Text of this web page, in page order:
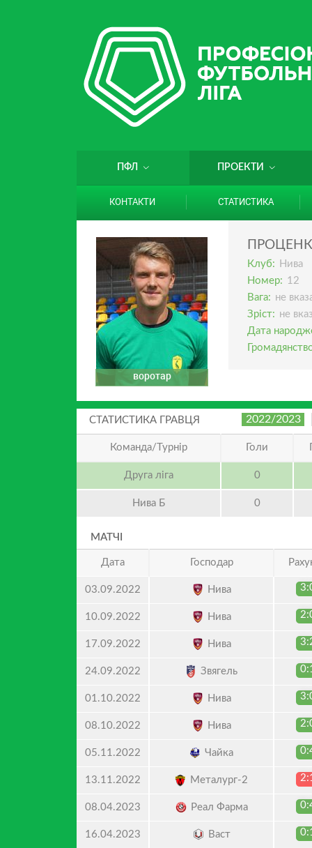
ПФЛ ПРОЕКТИ
КОНТАКТИ СТАТИСТИКА
воротар
Клуб:
Нива
Номер: 12
Вага: не
Зріст: не
Дата
СТАТИСТИКА ГРАВЦЯ 2022/2023
Команда/Турнір Голи
Друга ліга 0
Нива Б 0
МАТЧІ
Дата Господар
03.09.2022 Нива
10.09.2022 Нива
17.09.2022 Нива
24.09.2022 Звягель
01.10.2022 Нива
08.10.2022 Нива
05.11.2022 Чайка
13.11.2022 Металург-2
08.04.2023 Реал Фарма
16.04.2023 Васт